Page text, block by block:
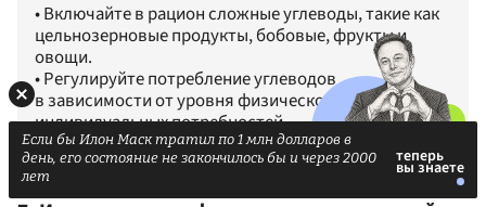
• Включайте в рацион сложные углеводы, такие как
цельнозерновые продукты, бобовые, фрукты и
овощи.​
• Регулируйте потребление углеводов
в зависимости от уровня физической активности и
индивидуальных потребностей.​
Если бы Илон Маск тратил по 1 млн долларов в
день, его состояние не закончилось бы и через 2000
лет